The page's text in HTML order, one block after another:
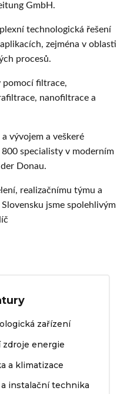
GmbH.
technologická řešení
zejména v oblasti
procesů.
pomocí filtrace,
nanofiltrace a
vývojem a veškeré
specialisty v moderním
Donau.
realizačnímu týmu a
jsme spolehlivým
zařízení
energie
a klimatizace
instalační technika